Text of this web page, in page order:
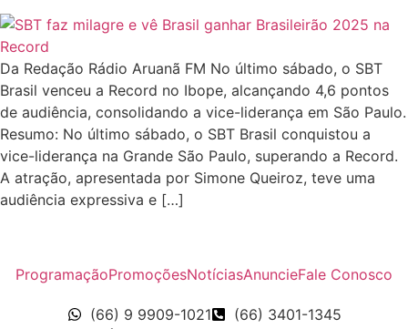
Da Redação Rádio Aruanã FM No último sábado, o SBT
Brasil venceu a Record no Ibope, alcançando 4,6 pontos
de audiência, consolidando a vice-liderança em São Paulo.
Resumo: No último sábado, o SBT Brasil conquistou a
vice-liderança na Grande São Paulo, superando a Record.
A atração, apresentada por Simone Queiroz, teve uma
audiência expressiva e […]
ProgramaçãoPromoçõesNotíciasAnuncieFale Conosco
(66) 9 9909-1021
(66) 3401-1345